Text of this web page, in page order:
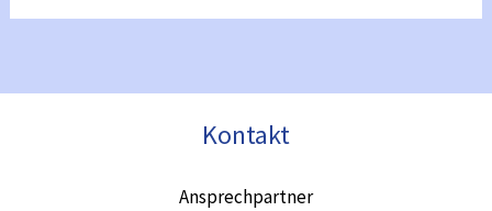
Kontakt
Ansprechpartner